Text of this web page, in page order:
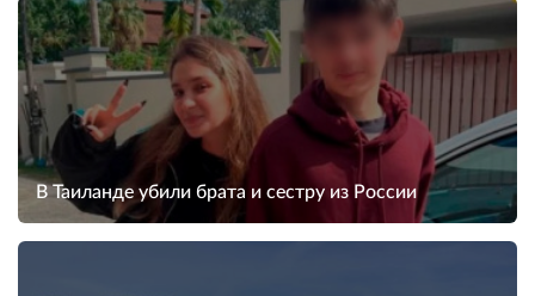
В Таиланде убили брата и сестру из России